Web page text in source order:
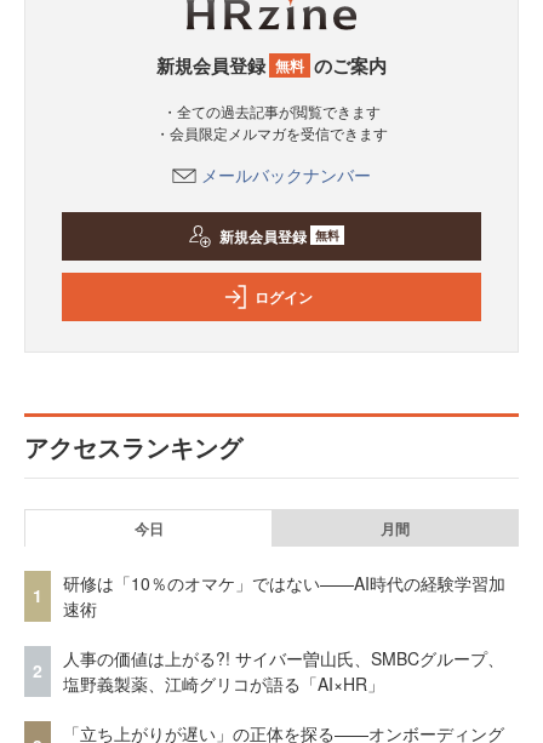
新規会員登録 無料 のご案内
・全ての過去記事が閲覧できます
・会員限定メルマガを受信できます
メールバックナンバー
新規会員登録 無料
ログイン
アクセスランキング
今日 月間
1
研修は「10％のオマケ」ではない——AI時代の経験学習加
速術
2
人事の価値は上がる?! サイバー曽山氏、SMBCグループ、
塩野義製薬、江崎グリコが語る「AI×HR」
「立ち上がりが遅い」の正体を探る——オンボーディング